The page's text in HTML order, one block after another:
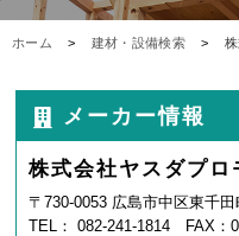
ホーム > 建材・設備検索 >
メーカー情報
株式会社ヤスダプロ
〒730-0053 広島市中区東千田
TEL： 082-241-1814 FAX：